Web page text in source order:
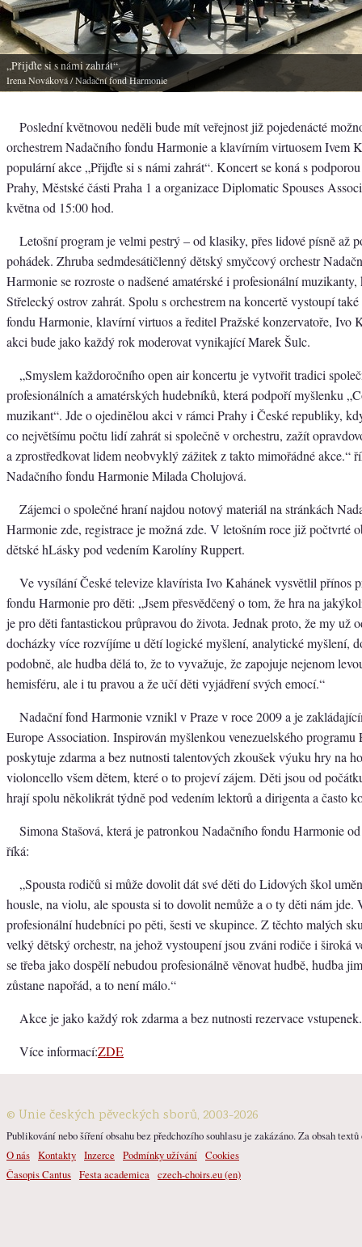
„Přijďte si s námi zahrát“.
Irena Nováková/ Nadační fond Harmonie
Poslední květnovou neděli bude mít veřejnost již pojedenácté
orchestrem Nadačního fondu Harmonie a klavírním virtuosem Ivem
populární akce „Přijďte si s námi zahrát“. Koncert se koná s
Prahy, Městské části Praha 1 a organizace Diplomatic Spouses
května od 15:00 hod.
Letošní program je velmi pestrý – od klasiky, přes lidové písně až
pohádek. Zhruba sedmdesátičlenný dětský smyčcový orchestr
Harmonie se rozroste o nadšené amatérské i profesionální
Střelecký ostrov zahrát. Spolu s orchestrem na koncertě vystoupí
fondu Harmonie, klavírní virtuos a ředitel Pražské konzervatoře, Ivo
akci bude jako každý rok moderovat vynikající Marek Šulc.
„Smyslem každoročního open air koncertu je vytvořit tradici
profesionálních a amatérských hudebníků, která podpoří myšlenku
muzikant“. Jde o ojedinělou akci v rámci Prahy i České republiky,
co největšímu počtu lidí zahrát si společně v orchestru, zažít
a zprostředkovat lidem neobvyklý zážitek z takto mimořádné akce.“
Nadačního fondu Harmonie Milada Cholujová.
Zájemci o společné hraní najdou notový materiál na stránkách
Harmonie zde, registrace je možná zde. V letošním roce již počtvrté
dětské hLásky pod vedením Karolíny Ruppert.
Ve vysílání České televize klavírista Ivo Kahánek vysvětlil přínos
fondu Harmonie pro děti: „Jsem přesvědčený o tom, že hra na
je pro děti fantastickou průpravou do života. Jednak proto, že my už
docházky více rozvíjíme u dětí logické myšlení, analytické myšlení,
podobně, ale hudba dělá to, že to vyvažuje, že zapojuje nejenom
hemisféru, ale i tu pravou a že učí děti vyjádření svých emocí.“
Nadační fond Harmonie vznikl v Praze v roce 2009 a je
Europe Association. Inspirován myšlenkou venezuelského programu
poskytuje zdarma a bez nutnosti talentových zkoušek výuku hry na
violoncello všem dětem, které o to projeví zájem. Děti jsou od
hrají spolu několikrát týdně pod vedením lektorů a dirigenta a často
Simona Stašová, která je patronkou Nadačního fondu Harmonie
říká:
„Spousta rodičů si může dovolit dát své děti do Lidových škol
housle, na violu, ale spousta si to dovolit nemůže a o ty děti nám jde.
profesionální hudebníci po pěti, šesti ve skupince. Z těchto malých
velký dětský orchestr, na jehož vystoupení jsou zváni rodiče i široká
se třeba jako dospělí nebudou profesionálně věnovat hudbě, hudba
zůstane napořád, a to není málo.“
Akce je jako každý rok zdarma a bez nutnosti rezervace vstupenek.
Více informací:ZDE
© Unie českých pěveckých sborů, 2003-2026
Publikování nebo šíření obsahu bez předchozího souhlasu je zakázáno. Za obsah
O nás Kontakty Inzerce Podmínky užívání Cookies
Časopis Cantus Festa academica czech-choirs.eu (en)